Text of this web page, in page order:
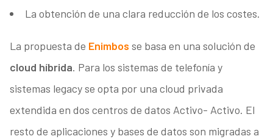
La obtención de una clara reducción de los costes.
La propuesta de Enimbos se basa en una solución de
cloud híbrida. Para los sistemas de telefonía y
sistemas legacy se opta por una cloud privada
extendida en dos centros de datos Activo- Activo. El
resto de aplicaciones y bases de datos son migradas a